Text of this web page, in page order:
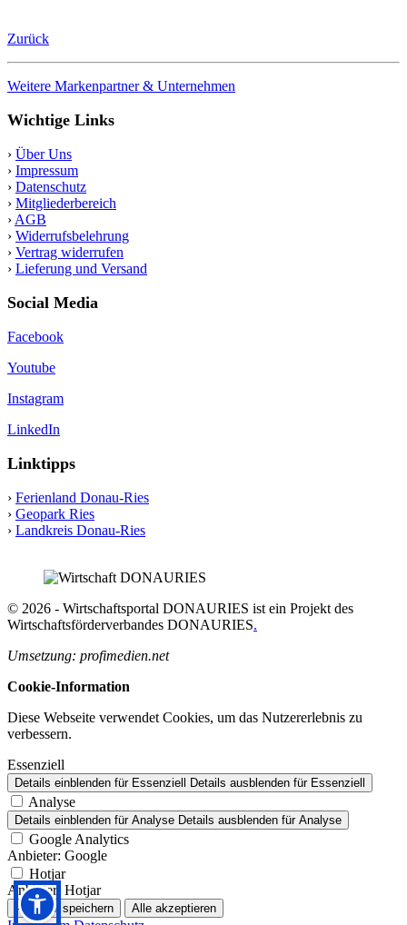
Zurück
Weitere Markenpartner & Unternehmen
Wichtige Links
› Über Uns
› Impressum
› Datenschutz
› Mitgliederbereich
› AGB
› Widerrufsbelehrung
› Vertrag widerrufen
› Lieferung und Versand
Social Media
Facebook
Youtube
Instagram
LinkedIn
Linktipps
› Ferienland Donau-Ries
› Geopark Ries
› Landkreis Donau-Ries
© 2026 - Wirtschaftsportal DONAURIES ist ein Projekt des
Wirtschaftsförderverbandes DONAURIES.
Umsetzung: profimedien.net
Cookie-Information
Diese Webseite verwendet Cookies, um das Nutzererlebnis zu
verbessern.
Essenziell
Details einblenden für Essenziell Details ausblenden für Essenziell
Analyse
Details einblenden für Analyse Details ausblenden für Analyse
Google Analytics
Anbieter: Google
Hotjar
Anbieter: Hotjar
Auswahl speichern Alle akzeptieren